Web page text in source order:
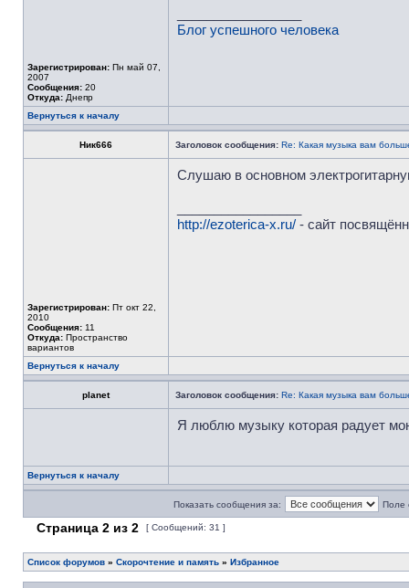
Зарегистрирован: Пн май 07,
2007
Сообщения: 20
Откуда: Днепр
Блог успешного человека
Вернуться к началу
Ник666 Заголовок сообщения: Re: Какая музыка вам
Зарегистрирован: Пт окт 22,
2010
Сообщения: 11
Откуда: Пространство
вариантов
Слушаю в основном
http://ezoterica-x.ru/ - сайт
Вернуться к началу
planet Заголовок сообщения: Re: Какая музыка вам
Я люблю музыку которая радует
Вернуться к началу
Показать сообщения за: Поле
Страница 2 из 2 [ Сообщений: 31 ]
Список форумов » Скорочтение и память » Избранное